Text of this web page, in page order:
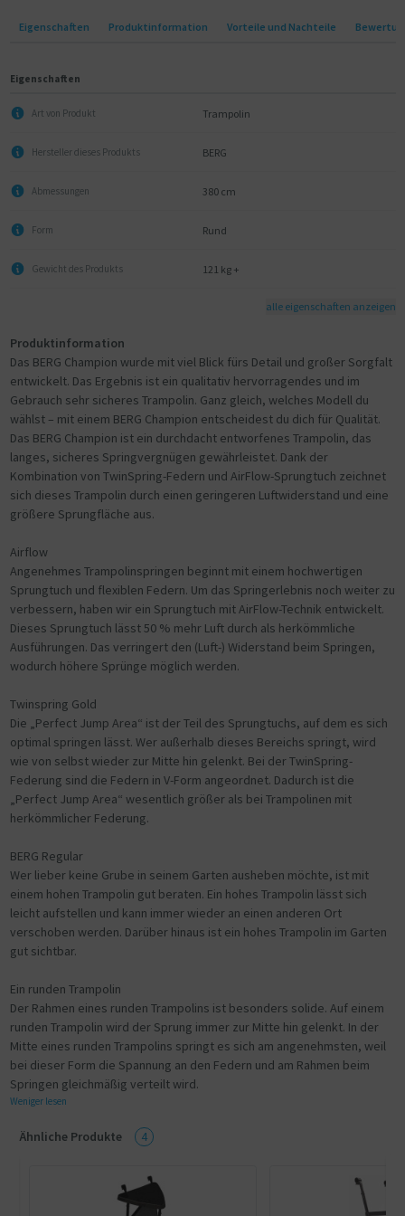
Eigenschaften Produktinformation Vorteile und Nachteile
Eigenschaften
Art von Produkt Trampolin
Hersteller dieses Produkts BERG
Abmessungen 380 cm
Form Rund
Gewicht des Produkts 121 kg +
alle eigenschaften anzeigen
Produktinformation
Das BERG Champion wurde mit viel Blick fürs Detail und großer Sorgfalt
entwickelt. Das Ergebnis ist ein qualitativ hervorragendes und im
Gebrauch sehr sicheres Trampolin. Ganz gleich, welches Modell du
wählst – mit einem BERG Champion entscheidest du dich für Qualität.
Das BERG Champion ist ein durchdacht entworfenes Trampolin, das
langes, sicheres Springvergnügen gewährleistet. Dank der
Kombination von TwinSpring-Federn und AirFlow-Sprungtuch zeichnet
sich dieses Trampolin durch einen geringeren Luftwiderstand und eine
größere Sprungfläche aus.
Airflow
Angenehmes Trampolinspringen beginnt mit einem hochwertigen
Sprungtuch und flexiblen Federn. Um das Springerlebnis noch weiter zu
verbessern, haben wir ein Sprungtuch mit AirFlow-Technik entwickelt.
Dieses Sprungtuch lässt 50 % mehr Luft durch als herkömmliche
Ausführungen. Das verringert den (Luft-) Widerstand beim Springen,
wodurch höhere Sprünge möglich werden.
Twinspring Gold
Die „Perfect Jump Area“ ist der Teil des Sprungtuchs, auf dem es sich
optimal springen lässt. Wer außerhalb dieses Bereichs springt, wird
wie von selbst wieder zur Mitte hin gelenkt. Bei der TwinSpring-
Federung sind die Federn in V-Form angeordnet. Dadurch ist die
„Perfect Jump Area“ wesentlich größer als bei Trampolinen mit
herkömmlicher Federung.
BERG Regular
Wer lieber keine Grube in seinem Garten ausheben möchte, ist mit
einem hohen Trampolin gut beraten. Ein hohes Trampolin lässt sich
leicht aufstellen und kann immer wieder an einen anderen Ort
verschoben werden. Darüber hinaus ist ein hohes Trampolin im Garten
gut sichtbar.
Ein runden Trampolin
Der Rahmen eines runden Trampolins ist besonders solide. Auf einem
runden Trampolin wird der Sprung immer zur Mitte hin gelenkt. In der
Mitte eines runden Trampolins springt es sich am angenehmsten, weil
bei dieser Form die Spannung an den Federn und am Rahmen beim
Springen gleichmäßig verteilt wird.
Weniger lesen
Ähnliche Produkte 4